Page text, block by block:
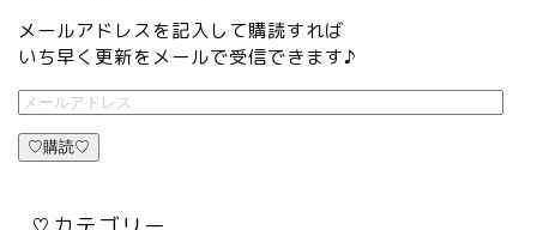
メールアドレスを記入して購読すれば
いち早く更新をメールで受信できます♪
♡購読♡